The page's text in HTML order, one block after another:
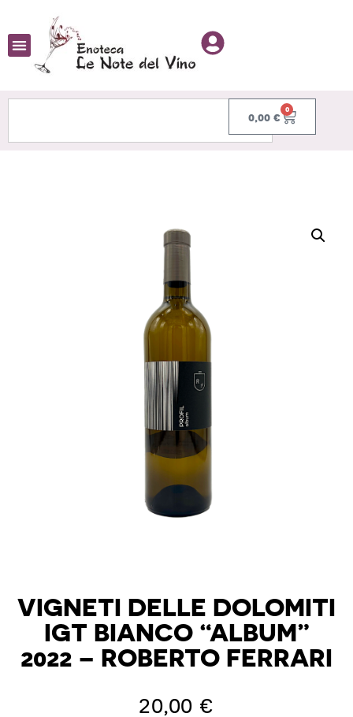
0,00 €
0
VIGNETI DELLE DOLOMITI
IGT BIANCO “ALBUM”
2022 – ROBERTO FERRARI
20,00 €